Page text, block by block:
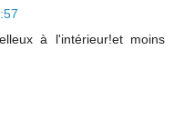
à l'intérieur!et moins